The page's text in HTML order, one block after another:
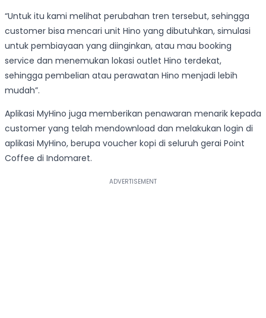
“Untuk itu kami melihat perubahan tren tersebut, sehingga
customer bisa mencari unit Hino yang dibutuhkan, simulasi
untuk pembiayaan yang diinginkan, atau mau booking
service dan menemukan lokasi outlet Hino terdekat,
sehingga pembelian atau perawatan Hino menjadi lebih
mudah”.
Aplikasi MyHino juga memberikan penawaran menarik kepada
customer yang telah mendownload dan melakukan login di
aplikasi MyHino, berupa voucher kopi di seluruh gerai Point
Coffee di Indomaret.